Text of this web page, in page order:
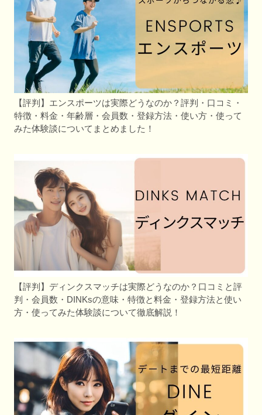
【評判】エンスポーツは実際どうなのか？評判・口コミ・
特徴・料金・年齢層・会員数・登録方法・使い方・使って
みた体験談についてまとめました！
【評判】ディンクスマッチは実際どうなのか？口コミと評
判・会員数・DINKsの意味・特徴と料金・登録方法と使い
方・使ってみた体験談について徹底解説！